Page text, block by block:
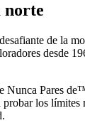
norte
de la
desde
Nunca Pares
los límites